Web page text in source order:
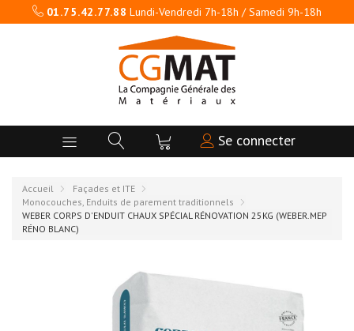
01.75.42.77.88 Lundi-Vendredi 7h-18h / Samedi 9h-18h
Se connecter
Accueil
Façades et ITE
Monocouches, Enduits de parement traditionnels
WEBER CORPS D'ENDUIT CHAUX SPÉCIAL RÉNOVATION 25KG (WEBER.MEP
RÉNO BLANC)